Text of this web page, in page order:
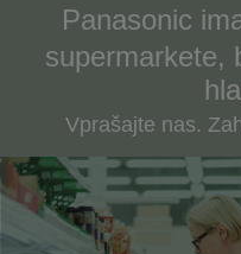
Panasonic
supermarkete,
Vprašajte nas.